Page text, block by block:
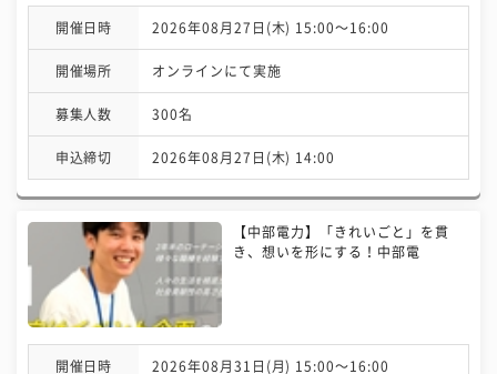
開催日時 2026年08月27日(木) 15:00〜16:00
開催場所 オンラインにて実施
募集人数 300名
申込締切 2026年08月27日(木) 14:00
【中部電力】「きれいごと」を貫
き、想いを形にする！中部電
開催日時 2026年08月31日(月) 15:00〜16:00